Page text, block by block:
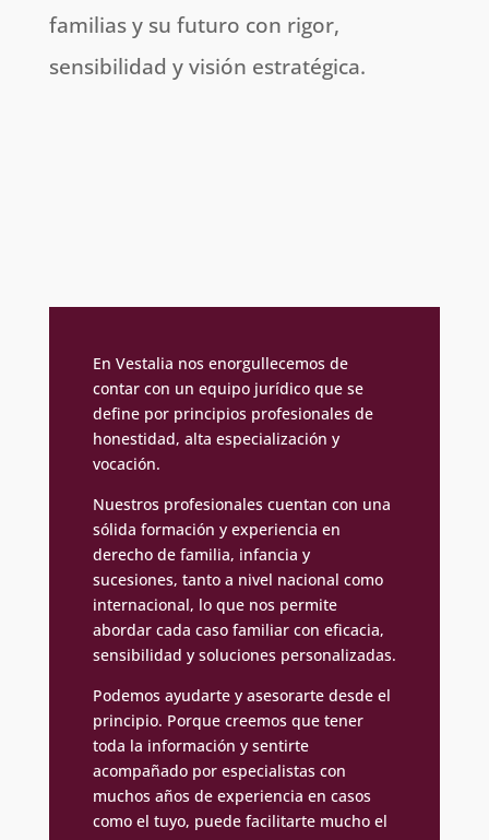
familias y su futuro con rigor,
sensibilidad y visión estratégica.
En Vestalia nos enorgullecemos de
contar con un equipo jurídico que se
define por principios profesionales de
honestidad, alta especialización y
vocación.
Nuestros profesionales cuentan con una
sólida formación y experiencia en
derecho de familia, infancia y
sucesiones, tanto a nivel nacional como
internacional, lo que nos permite
abordar cada caso familiar con eficacia,
sensibilidad y soluciones personalizadas.
Podemos ayudarte y asesorarte desde el
principio. Porque creemos que tener
toda la información y sentirte
acompañado por especialistas con
muchos años de experiencia en casos
como el tuyo, puede facilitarte mucho el